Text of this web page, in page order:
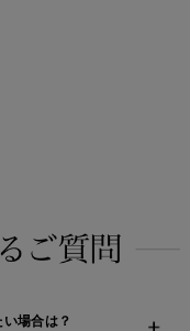
場合は？